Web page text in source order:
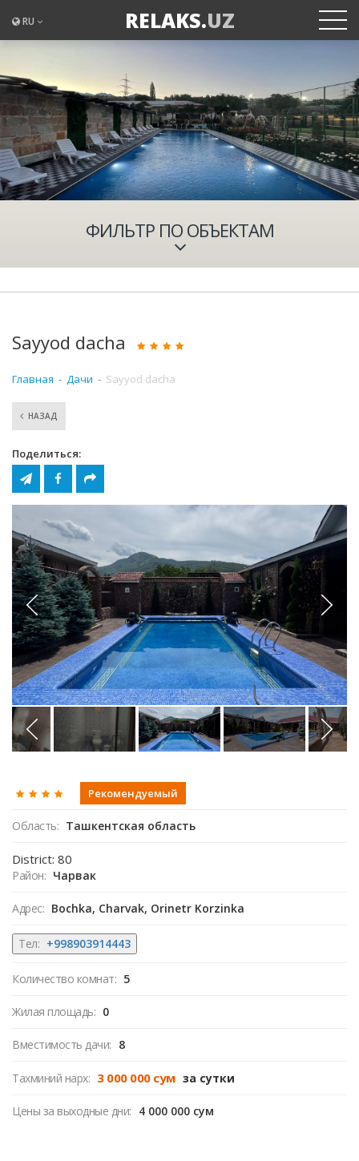
RELAKS.UZ
RU
ФИЛЬТР ПО ОБЪЕКТАМ
Sayyod dacha
Главная Дачи Sayyod dacha
НАЗАД
Поделиться:
Рекомендуемый
Область: Ташкентская область
District: 80
Район: Чарвак
Адрес: Bochka, Charvak, Orinetr Korzinka
Тел: +998903914443
Количество комнат: 5
Жилая площадь: 0
Вместимость дачи: 8
Тахминий нарх: 3 000 000 сум за сутки
Цены за выходные дни: 4 000 000 сум